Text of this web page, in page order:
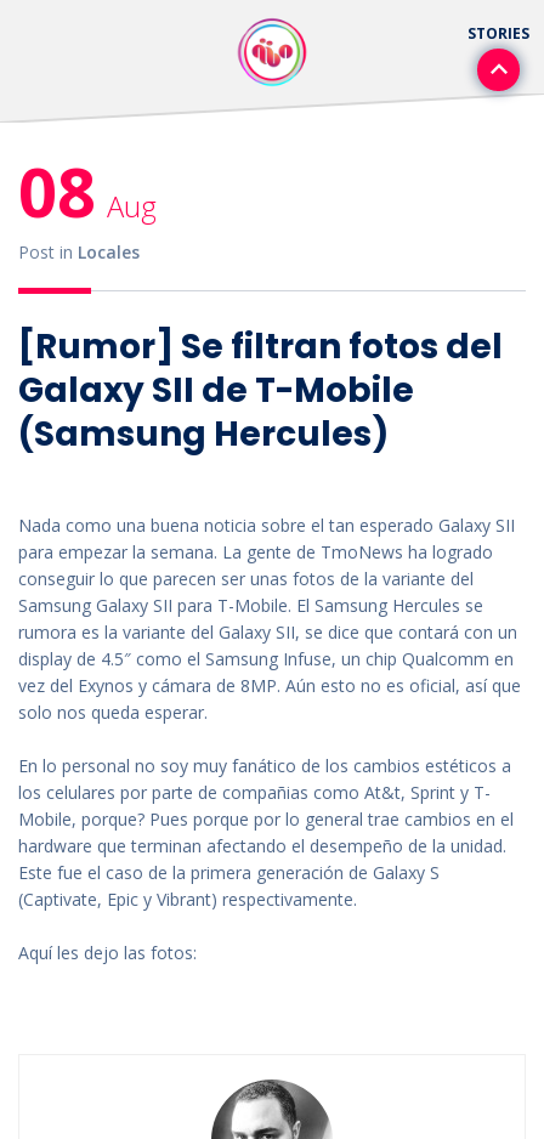
08 Aug
Post in Locales
[Rumor] Se filtran fotos del
Galaxy SII de T-Mobile
(Samsung Hercules)
Nada como una buena noticia sobre el tan esperado Galaxy SII
para empezar la semana. La gente de TmoNews ha logrado
conseguir lo que parecen ser unas fotos de la variante del
Samsung Galaxy SII para T-Mobile. El Samsung Hercules se
rumora es la variante del Galaxy SII, se dice que contará con un
display de 4.5″ como el Samsung Infuse, un chip Qualcomm en
vez del Exynos y cámara de 8MP. Aún esto no es oficial, así que
solo nos queda esperar.
En lo personal no soy muy fanático de los cambios estéticos a
los celulares por parte de compañias como At&t, Sprint y T-
Mobile, porque? Pues porque por lo general trae cambios en el
hardware que terminan afectando el desempeño de la unidad.
Este fue el caso de la primera generación de Galaxy S
(Captivate, Epic y Vibrant) respectivamente.
Aquí les dejo las fotos: